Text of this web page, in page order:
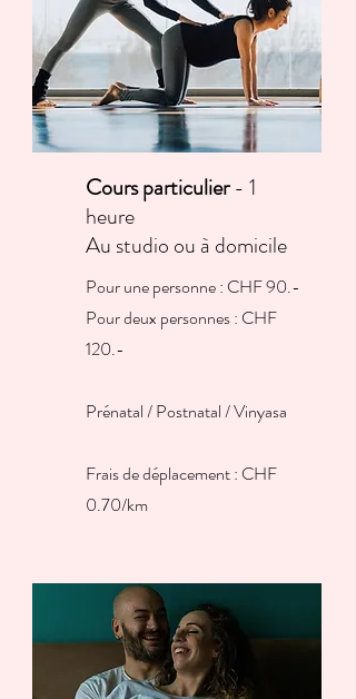
Cours particulier- 1
heure
Au studio ou à domicile
Pour une personne : CHF 90.-
Pour deux personnes : CHF
120.-
Prénatal / Postnatal / Vinyasa
Frais de déplacement : CHF
0.70/km​